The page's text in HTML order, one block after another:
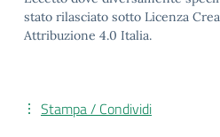
stato rilasciato sotto Licenza
Attribuzione 4.0 Italia.
Stampa / Condividi